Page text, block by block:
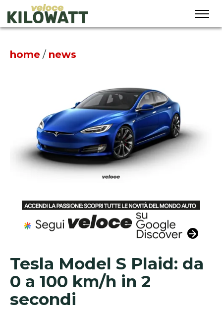
home / news
Tesla Model S Plaid: da
0 a 100 km/h in 2
secondi